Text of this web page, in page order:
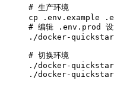
# 生产环境
cp .env.example
# 编辑 .env.prod 设
./docker-
# 切换环境
./docker-
./docker-